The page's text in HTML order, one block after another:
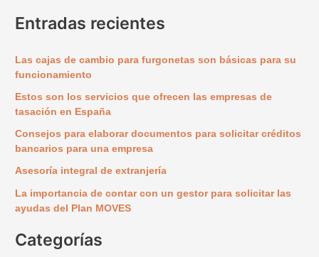
s
a
r
p
r
Entradas recientes
Las cajas de cambio para furgonetas son básicas para su
funcionamiento
Estos son los servicios que ofrecen las empresas de
tasación en España
Consejos para elaborar documentos para solicitar créditos
bancarios para una empresa
Asesoría integral de extranjería
La importancia de contar con un gestor para solicitar las
ayudas del Plan MOVES
Categorías